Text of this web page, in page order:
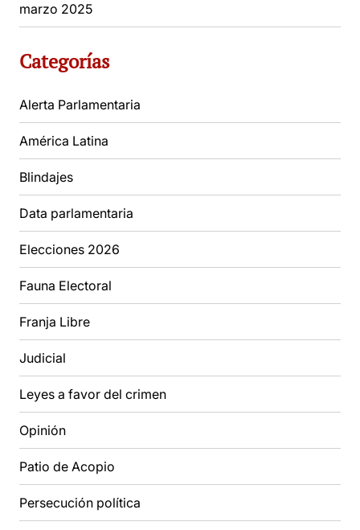
marzo 2025
Categorías
Alerta Parlamentaria
América Latina
Blindajes
Data parlamentaria
Elecciones 2026
Fauna Electoral
Franja Libre
Judicial
Leyes a favor del crimen
Opinión
Patio de Acopio
Persecución política